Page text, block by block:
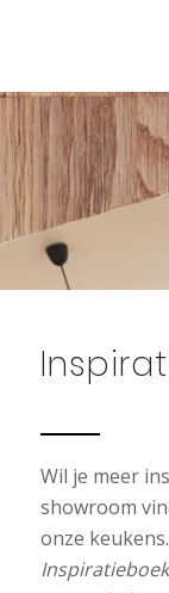
Wil je meer
showroom
onze